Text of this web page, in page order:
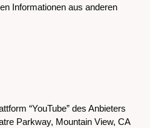
Informationen aus anderen
“YouTube” des Anbieters
Parkway, Mountain View, CA